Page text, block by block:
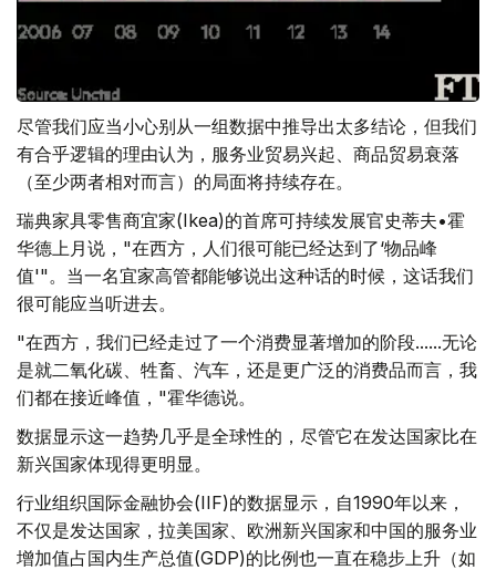
尽管我们应当小心别从一组数据中推导出太多结论，但我们
有合乎逻辑的理由认为，服务业贸易兴起、商品贸易衰落
（至少两者相对而言）的局面将持续存在。
瑞典家具零售商宜家(Ikea)的首席可持续发展官史蒂夫•霍
华德上月说，"在西方，人们很可能已经达到了‘物品峰
值'"。当一名宜家高管都能够说出这种话的时候，这话我们
很可能应当听进去。
"在西方，我们已经走过了一个消费显著增加的阶段......无论
是就二氧化碳、牲畜、汽车，还是更广泛的消费品而言，我
们都在接近峰值，"霍华德说。
数据显示这一趋势几乎是全球性的，尽管它在发达国家比在
新兴国家体现得更明显。
行业组织国际金融协会(IIF)的数据显示，自1990年以来，
不仅是发达国家，拉美国家、欧洲新兴国家和中国的服务业
增加值占国内生产总值(GDP)的比例也一直在稳步上升（如